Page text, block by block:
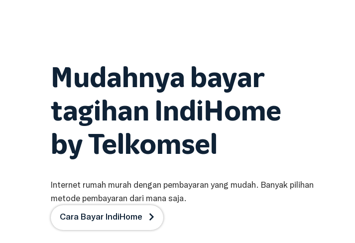
Mudahnya bayar
tagihan IndiHome
by Telkomsel
Internet rumah murah dengan pembayaran yang mudah. Banyak pilihan
metode pembayaran dari mana saja.
Cara Bayar IndiHome